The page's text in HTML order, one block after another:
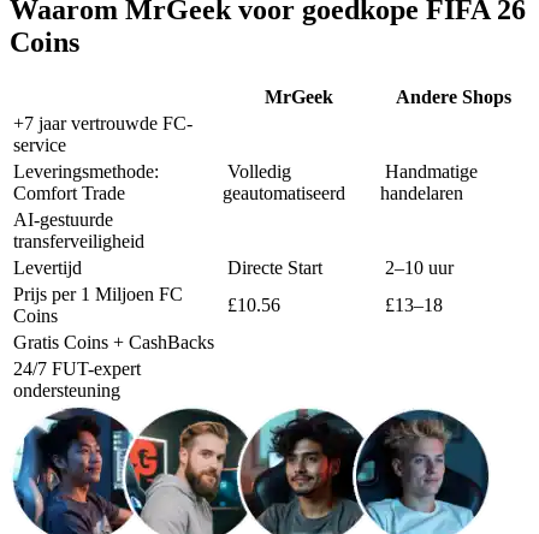
Waarom MrGeek voor goedkope FIFA 26
Coins
MrGeek
Andere Shops
+7 jaar vertrouwde FC-
service
Leveringsmethode:
Comfort Trade
Volledig
geautomatiseerd
Handmatige
handelaren
AI-gestuurde
transferveiligheid
Levertijd
Directe Start
2–10 uur
Prijs per 1 Miljoen FC
Coins
£10.56
£13–18
Gratis Coins + CashBacks
24/7 FUT-expert
ondersteuning